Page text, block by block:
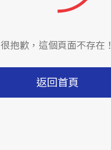
很抱歉，這個頁面不存在！
返回首頁